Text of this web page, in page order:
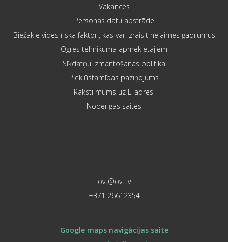
Vakances
Personas datu apstrāde
Biežākie vides riska faktori, kas var izraisīt nelaimes gadījumus
Ogres tehnikuma apmeklētājiem
Sīkdatņu izmantošanas politika
Piekļūstamības paziņojums
Raksti mums uz E-adresi
Noderīgas saites
ovt@ovt.lv
+371 26612354
Google maps navigācijas saite